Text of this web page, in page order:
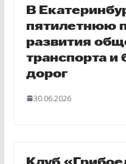
В
пятилетнюю
развития
транспорта и
дорог
30.06.2026